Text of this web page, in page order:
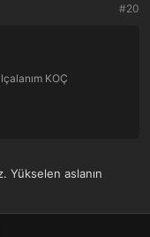
#20
KOÇ
Yükselen aslanın